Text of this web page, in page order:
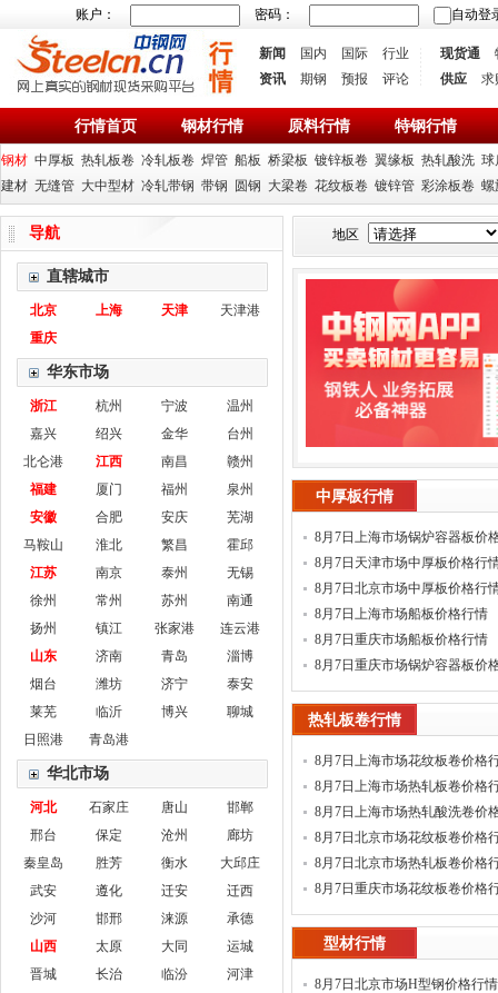
账户： 密码： 自动登
新闻 国内 国际
行业
资讯
期钢 预报 评论
现货通
供应
求
行情首页 钢材行情 原料行情 特钢行情
钢材 中厚板 热轧板卷 冷轧板卷 焊管 船板 桥梁板 镀锌板卷 翼缘板 热轧酸洗 球
建材 无缝管 大中型材 冷轧带钢 带钢 圆钢 大梁卷 花纹板卷 镀锌管 彩涂板卷 螺
导航
直辖城市
北京 上海 天津
天津港
重庆
华东市场
浙江 杭州 宁波
温州
嘉兴
绍兴 金华
台州
北仑港
江西 南昌
赣州
福建
厦门 福州
泉州
安徽
合肥 安庆
芜湖
马鞍山
淮北 繁昌
霍邱
江苏
南京 泰州
无锡
徐州
常州 苏州
南通
扬州
镇江 张家港
连云港
山东
济南 青岛
淄博
烟台
潍坊 济宁
泰安
莱芜
临沂 博兴
聊城
日照港
青岛港
华北市场
河北 石家庄 唐山
邯郸
邢台
保定 沧州
廊坊
秦皇岛
胜芳 衡水
大邱庄
武安
遵化 迁安
迁西
沙河
邯邢 涞源
承德
山西
太原 大同
运城
晋城
长治 临汾
河津
地区
中厚板行情
8月7日上海市场锅炉容器板价
8月7日天津市场中厚板价格行
8月7日北京市场中厚板价格行
8月7日上海市场船板价格行情
8月7日重庆市场船板价格行情
8月7日重庆市场锅炉容器板价
热轧板卷行情
8月7日上海市场花纹板卷价格
8月7日上海市场热轧板卷价格
8月7日上海市场热轧酸洗卷价
8月7日北京市场花纹板卷价格
8月7日北京市场热轧板卷价格
8月7日重庆市场花纹板卷价格
型材行情
8月7日北京市场H型钢价格行情